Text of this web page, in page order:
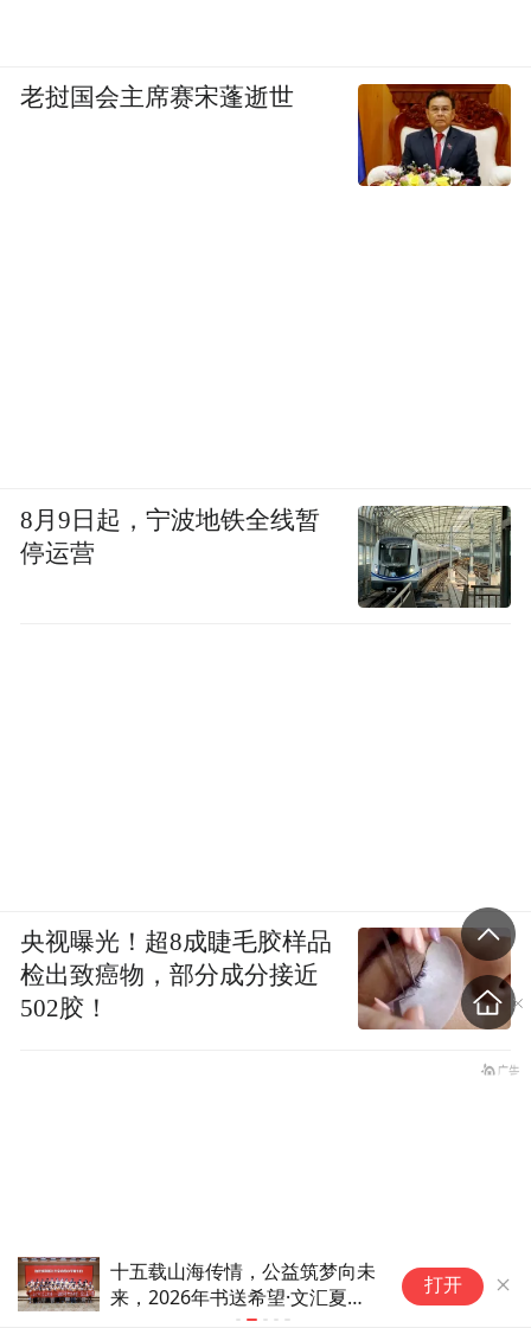
第二十一章：神坛之下 · 理性之
光|《微光星河》小说连载
打开
老挝国会主席赛宋蓬逝世
8月9日起，宁波地铁全线暂
停运营
央视曝光！超8成睫毛胶样品
检出致癌物，部分成分接近
502胶！